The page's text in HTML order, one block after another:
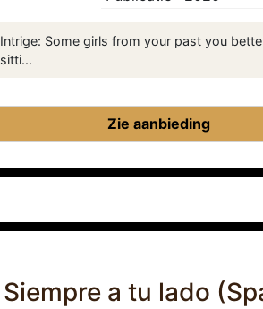
Intrige: Some girls from your past you
sitti...
Zie aanbieding
Siempre a tu lado